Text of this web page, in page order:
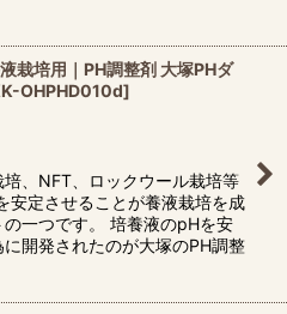
栽培用｜PH調整剤 大塚PHダ
OHPHD010d]
、NFT、ロックウール栽培等
安定させることが養液栽培を成
一つです。 培養液のpHを安
開発されたのが大塚のPH調整